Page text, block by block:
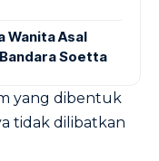
Wanita Asal
Soetta
yang dibentuk
tidak dilibatkan